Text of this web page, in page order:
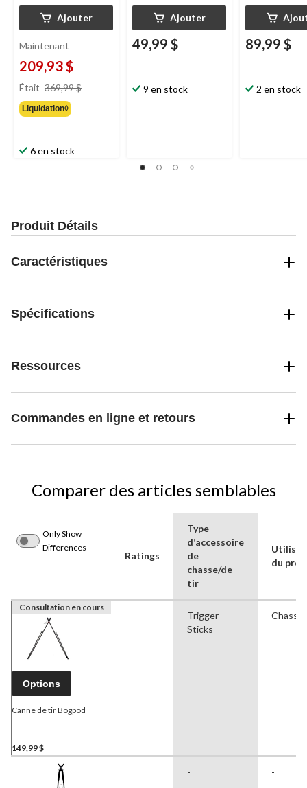
Ajouter
Maintenant
209,93 $
Était 369,99 $
Liquidation◊
6 en stock
Ajouter
49,99 $
9 en stock
89,99 $
2 en stock
Produit Détails
Caractéristiques
Spécifications
Ressources
Commandes en ligne et retours
Comparer des articles semblables
Only Show
Differences
Ratings
Type
d’accessoire
de
chasse/de
tir
du
Consultation en cours
Options
Canne de tir Bogpod
149,99 $
Trigger
Sticks
Chasse
- -